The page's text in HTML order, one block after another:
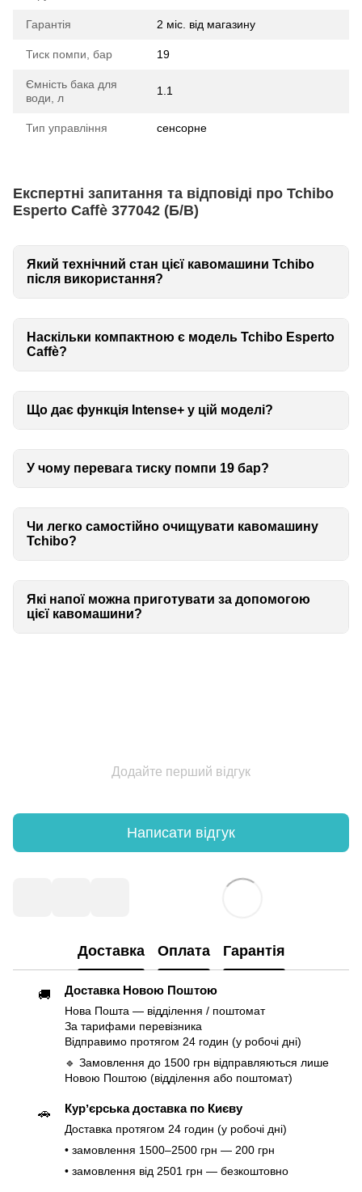
Гарантія 2 міс. від магазину
Тиск помпи, бар 19
Ємність бака для
води, л
1.1
Тип управління сенсорне
Експертні запитання та відповіді про Tchibo
Esperto Caffè 377042 (Б/В)
Який технічний стан цієї кавомашини Tchibo
після використання?
Наскільки компактною є модель Tchibo Esperto
Caffè?
Що дає функція Intense+ у цій моделі?
У чому перевага тиску помпи 19 бар?
Чи легко самостійно очищувати кавомашину
Tchibo?
Які напої можна приготувати за допомогою
цієї кавомашини?
Додайте перший відгук
Написати відгук
Доставка Оплата Гарантія
🚚 Доставка Новою Поштою
Нова Пошта — відділення / поштомат
За тарифами перевізника
Відправимо протягом 24 годин (у робочі дні)
🔹 Замовлення до 1500 грн відправляються лише
Новою Поштою (відділення або поштомат)
🚗 Курʼєрська доставка по Києву
Доставка протягом 24 годин (у робочі дні)
• замовлення 1500–2500 грн — 200 грн
• замовлення від 2501 грн — безкоштовно